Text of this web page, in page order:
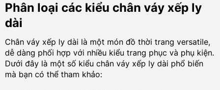
Phân loại các kiểu chân váy xếp ly
dài
Chân váy xếp ly dài là một món đồ thời trang versatile,
dễ dàng phối hợp với nhiều kiểu trang phục và phụ kiện.
Dưới đây là một số kiểu chân váy xếp ly dài phổ biến
mà bạn có thể tham khảo: